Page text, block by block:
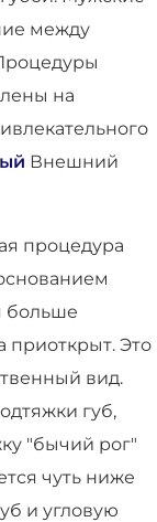
между
на
Внешний
процедура
больше
приоткрыт. Это
вид.
губ,
"бычий рог"
чуть ниже
и угловую